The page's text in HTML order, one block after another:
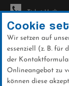
Direkt
zum
Ticket-Hotline:
Cookie
Wir setzen auf
essenziell (z. B. für
der
Onlineangebot zu
können diese